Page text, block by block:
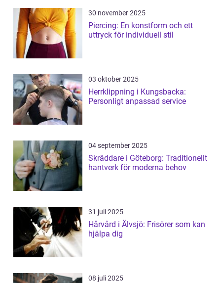
30 november 2025
Piercing: En konstform och ett
uttryck för individuell stil
03 oktober 2025
Herrklippning i Kungsbacka:
Personligt anpassad service
04 september 2025
Skräddare i Göteborg: Traditionellt
hantverk för moderna behov
31 juli 2025
Hårvård i Älvsjö: Frisörer som kan
hjälpa dig
08 juli 2025